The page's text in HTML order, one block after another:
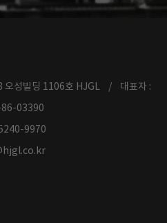
오성빌딩 1106호 HJGL / 대표자 :
03390
9970